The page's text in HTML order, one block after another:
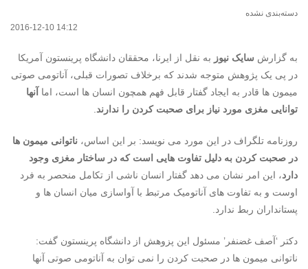
دسته‌بندی نشده
2016-12-10 14:12
به گزارش سایک نیوز به نقل از ایرنا، محققان دانشگاه پرینستون آمریکا
در پی یک پژوهش متوجه شدند که برخلاف تصورات قبلی، آناتومی صوتی
میمون ها قادر به ایجاد گفتار قابل فهم همچون انسان ها است، اما آنها
توانایی مغزی مورد نیاز برای صحبت کردن را ندارند.
روزنامه تلگراف در این مورد می نویسد: بر این اساس، ناتوانی میمون ها
در صحبت کردن به دلیل تفاوت هایی است که در ساختار مغزی وجود
دارد، این امر نشان می دهد گفتار انسان ناشی از تکامل منحصر به فرد
اوست و به تفاوت های آناتومیک مرتبط با آواسازی میان انسان ها و
پستانداران ربط ندارد.
دکتر ‘آصف غضنفر’ مسئول این پزوهش از دانشگاه پرینستون گفت:
ناتوانی میمون ها در صحبت کردن را نمی توان به آناتومی صوتی آنها